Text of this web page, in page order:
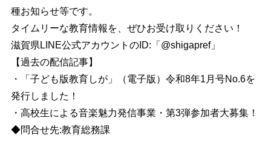
種お知らせ等です。
タイムリーな教育情報を、ぜひお受け取りください！
滋賀県LINE公式アカウントのID:「@shigapref」
【過去の配信記事】
・「子ども版教育しが」（電子版）令和8年1月号No.6を
発行しました！
・高校生による音楽魅力発信事業・第3弾参加者大募集！
◆問合せ先:教育総務課